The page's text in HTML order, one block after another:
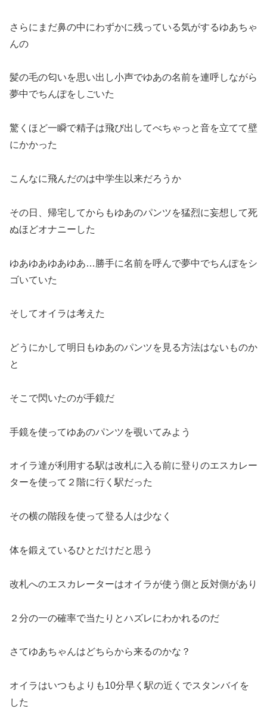
さらにまだ鼻の中にわずかに残っている気がするゆあちゃ
んの
髪の毛の匂いを思い出し小声でゆあの名前を連呼しながら
夢中でちんぽをしごいた
驚くほど一瞬で精子は飛び出してべちゃっと音を立てて壁
にかかった
こんなに飛んだのは中学生以来だろうか
その日、帰宅してからもゆあのパンツを猛烈に妄想して死
ぬほどオナニーした
ゆあゆあゆあゆあ…勝手に名前を呼んで夢中でちんぽをシ
ゴいていた
そしてオイラは考えた
どうにかして明日もゆあのパンツを見る方法はないものか
と
そこで閃いたのが手鏡だ
手鏡を使ってゆあのパンツを覗いてみよう
オイラ達が利用する駅は改札に入る前に登りのエスカレー
ターを使って２階に行く駅だった
その横の階段を使って登る人は少なく
体を鍛えているひとだけだと思う
改札へのエスカレーターはオイラが使う側と反対側があり
２分の一の確率で当たりとハズレにわかれるのだ
さてゆあちゃんはどちらから来るのかな？
オイラはいつもよりも10分早く駅の近くでスタンバイを
した